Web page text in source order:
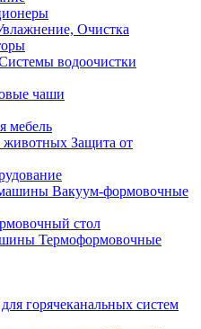
Очистка
водоочистки
чаши
мебель
Защита от
Вакуум-формовочные
стол
Термоформовочные
горячеканальных систем